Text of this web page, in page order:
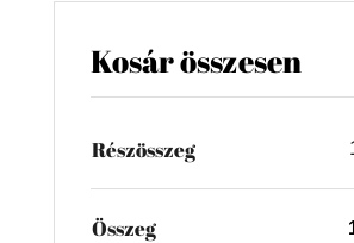
Kosár összesen
Részösszeg
Összeg